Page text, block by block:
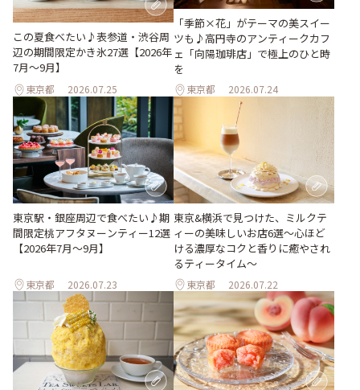
この夏食べたい♪表参道・渋谷周
辺の期間限定かき氷27選【2026年
7月～9月】
東京都 2026.07.25
「季節×花」がテーマの美スイー
ツも♪高円寺のアンティークカフ
ェ「向陽珈琲店」で極上のひと時
を
東京都 2026.07.24
東京駅・銀座周辺で食べたい♪期
間限定桃アフタヌーンティー12選
【2026年7月～9月】
東京都 2026.07.23
東京&横浜で見つけた、ミルクテ
ィーの美味しいお店6選～心ほど
ける濃厚なコクと香りに癒やされ
るティータイム～
東京都 2026.07.22